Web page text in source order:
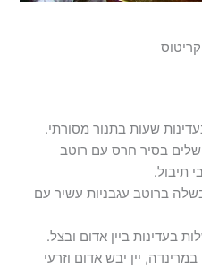
שעות בתנור מסורתי.
בסיר חרס עם רוטב
תיבול.
ברוטב עגבניות עשיר עם
בעדינות ביין אדום ובצל.
יין יבש אדום וזרעי